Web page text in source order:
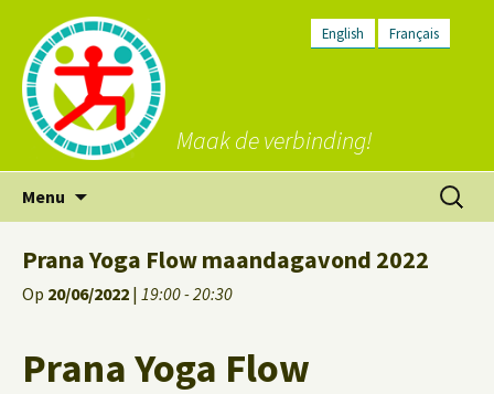
English Français
Maak de verbinding!
Menu
inhoud
Zoeken
naar:
Prana Yoga Flow maandagavond 2022
Op 20/06/2022 | 19:00 - 20:30
Prana Yoga Flow